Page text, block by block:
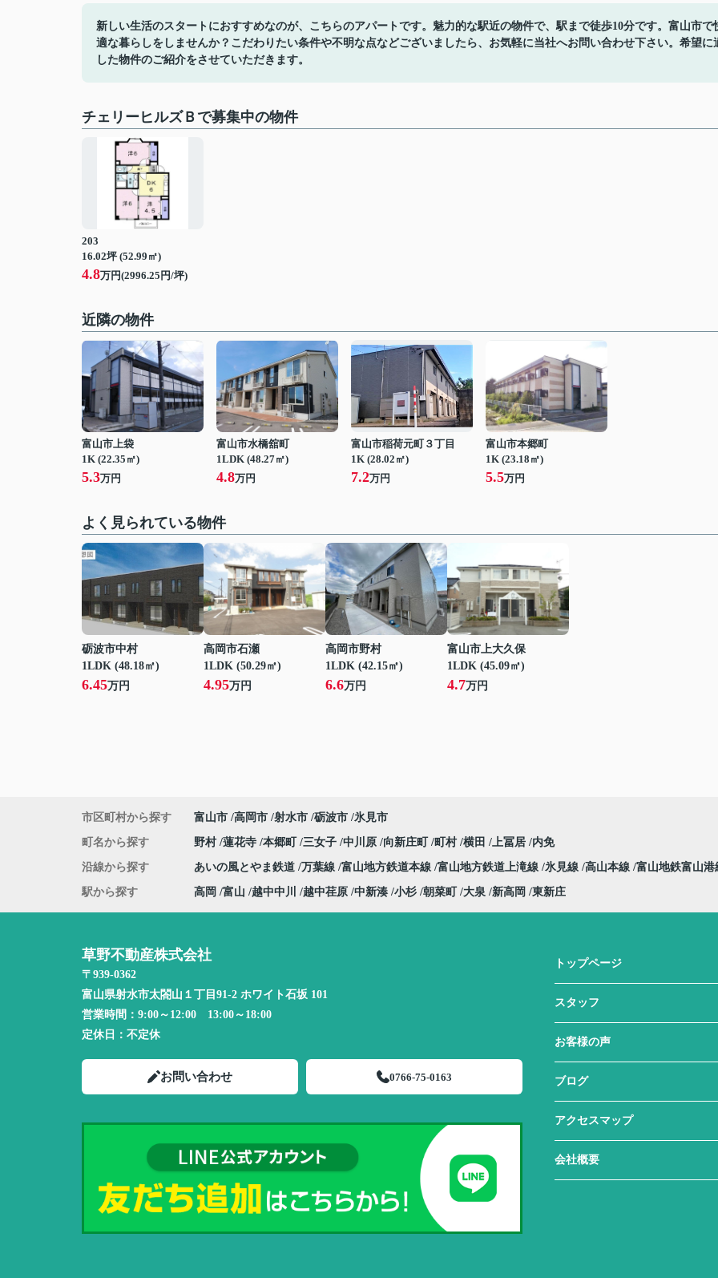
新しい生活のスタートにおすすめなのが、こちらのアパートです。魅力的な駅近の物件で、駅まで徒歩10分です。富山市で
適な暮らしをしませんか？こだわりたい条件や不明な点などございましたら、お気軽に当社へお問い合わせ下さい。希望に
した物件のご紹介をさせていただきます。
チェリーヒルズＢで募集中の物件
203
16.02坪 (52.99㎡)
4.8万円(2996.25円/坪)
近隣の物件
富山市上袋
1K (22.35㎡)
5.3万円
富山市水橋舘町
1LDK (48.27㎡)
4.8万円
富山市稲荷元町３丁目
1K (28.02㎡)
7.2万円
富山市本郷町
1K (23.18㎡)
5.5万円
よく見られている物件
砺波市中村
1LDK (48.18㎡)
6.45万円
高岡市石瀬
1LDK (50.29㎡)
4.95万円
高岡市野村
1LDK (42.15㎡)
6.6万円
富山市上大久保
1LDK (45.09㎡)
4.7万円
市区町村から探す 富山市 高岡市 射水市 砺波市 氷見市
町名から探す 野村 蓮花寺 本郷町 三女子 中川原 向新庄町 町村 横田 上冨居 内免
沿線から探す あいの風とやま鉄道 万葉線 富山地方鉄道本線 富山地方鉄道上滝線 氷見線 高山本線 富山地鉄富山港
駅から探す 高岡 富山 越中中川 越中荏原 中新湊 小杉 朝菜町 大泉 新高岡 東新庄
草野不動産株式会社
〒939-0362
富山県射水市太閤山１丁目91-2 ホワイト石坂 101
営業時間： 9:00～12:00 13:00～18:00
定休日： 不定休
お問い合わせ 0766-75-0163
トップページ
スタッフ
お客様の声
ブログ
アクセスマップ
会社概要